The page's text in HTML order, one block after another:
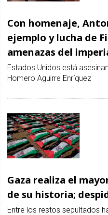
Con homenaje,
ejemplo y lucha de
amenazas del
Estados Unidos está
Homero Aguirre Enríquez
Gaza realiza el
de su historia;
Entre los restos sepultados